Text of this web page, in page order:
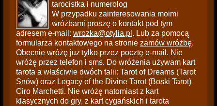
tarocistka i numerolog
W przypadku zainteresowania moimi
wróżbami proszę o kontakt pod tym
adresem e-mail: wrozka@otylia.pl . Lub za pomocą
formularza kontaktowego na stronie zamów wróżbę.
Obecnie wróżę już tylko przez pocztę e-mail. Nie
wróżę przez telefon i sms. Do wróżenia używam kart
tarota a właściwie dwóch talii: Tarot of Dreams (Tarot
Snów) oraz Legacy of the Divine Tarot (Boski Tarot)
Ciro Marchetti. Nie wróżę natomiast z kart
klasycznych do gry, z kart cygańskich i tarota